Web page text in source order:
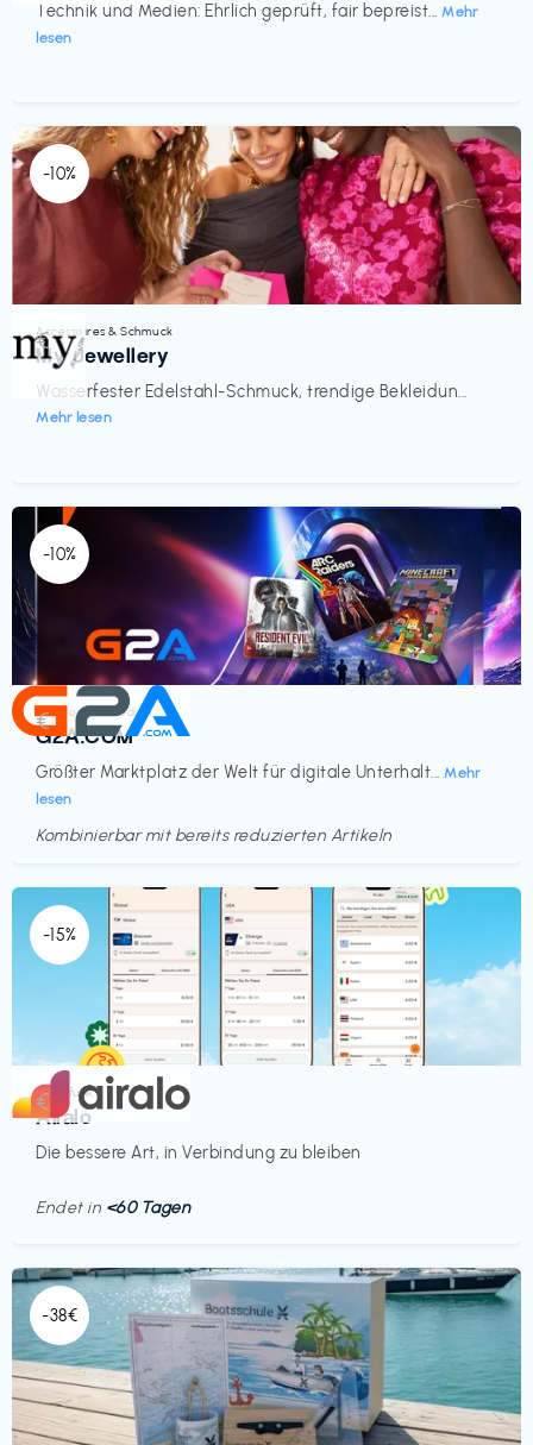
Technik und Medien: Ehrlich geprüft, fair bepreist... Mehr
lesen
-10%
Accessoires & Schmuck
My Jewellery
Wasserfester Edelstahl-Schmuck, trendige Bekleidun...
Mehr lesen
€‎
-10%
Elektronik & Medien
G2A.COM
Größter Marktplatz der Welt für digitale Unterhalt... Mehr
lesen
€‎
Kombinierbar mit bereits reduzierten Artikeln
-15%
Mobilfunk
Airalo
Die bessere Art, in Verbindung zu bleiben
€‎
Endet in <60 Tagen
-38€